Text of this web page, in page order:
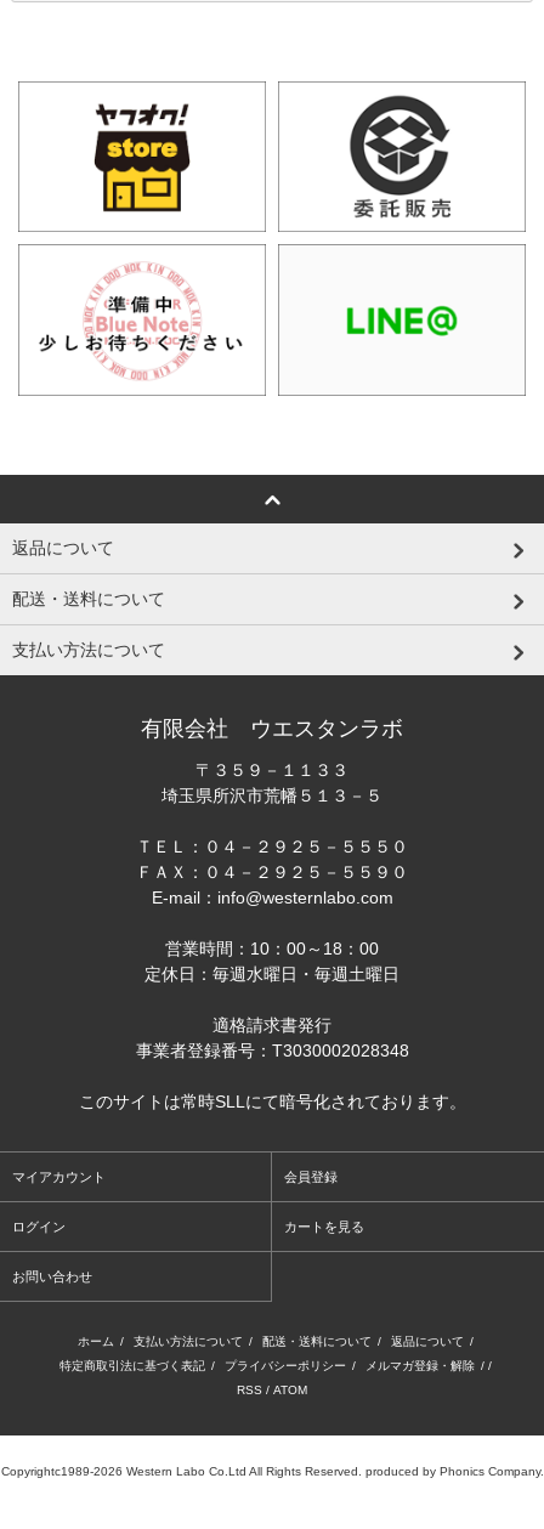
返品について
配送・送料について
支払い方法について
有限会社 ウエスタンラボ
〒３５９－１１３３
埼玉県所沢市荒幡５１３－５
ＴＥＬ：０４－２９２５－５５５０
ＦＡＸ：０４－２９２５－５５９０
E-mail：info@westernlabo.com
営業時間：10：00～18：00
定休日：毎週水曜日・毎週土曜日
適格請求書発行
事業者登録番号：T3030002028348
このサイトは常時SLLにて暗号化されております。
マイアカウント 会員登録
ログイン カートを見る
お問い合わせ
ホーム / 支払い方法について / 配送・送料について / 返品について /
特定商取引法に基づく表記 / プライバシーポリシー / メルマガ登録・解除 / /
RSS / ATOM
Copyrightc1989-2026 Western Labo Co.Ltd All Rights Reserved. produced by Phonics Company.